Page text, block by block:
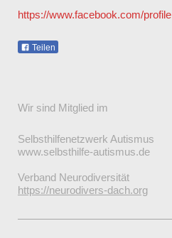
https://www.facebook.com/
Teilen
Wir sind Mitglied im
Selbsthilfenetzwerk Autismus
www.selbsthilfe-autismus.de
Verband Neurodiversität
https://neurodivers-dach.org